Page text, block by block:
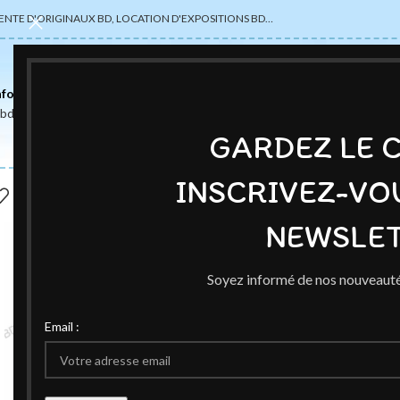
GARDEZ LE
INSCRIVEZ-
Soyez informé de nos
Email :
D'ORIGINAUX BD, LOCATION D'EXPOSITIONS BD…